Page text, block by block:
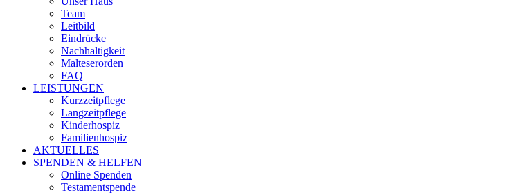
Team
Leitbild
Eindrücke
Nachhaltigkeit
Malteserorden
FAQ
LEISTUNGEN
Kurzzeitpflege
Langzeitpflege
Kinderhospiz
Familienhospiz
AKTUELLES
SPENDEN & HELFEN
Online Spenden
Testamentspende